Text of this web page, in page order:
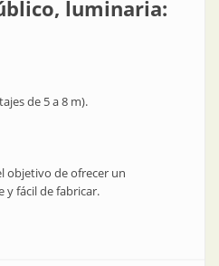
luminaria:
de 5 a 8 m).
objetivo de ofrecer un
y fácil de fabricar.